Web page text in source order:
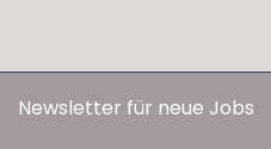
Newsletter für neue Jobs